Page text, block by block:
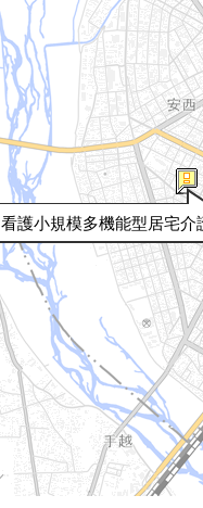
看護小規模多機能型居宅